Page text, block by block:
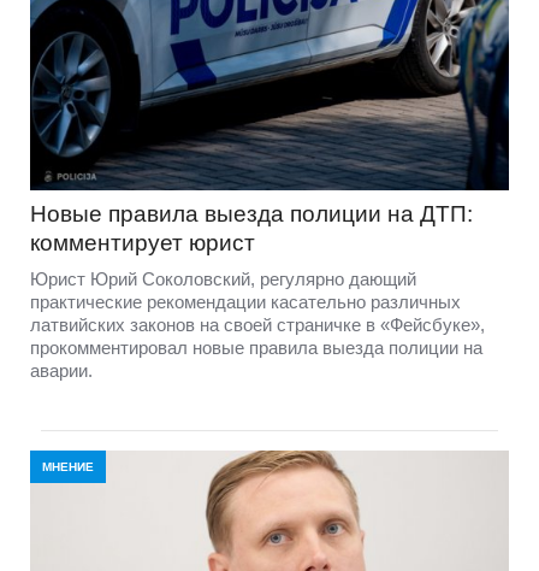
Новые правила выезда полиции на ДТП:
комментирует юрист
Юрист Юрий Соколовский, регулярно дающий
практические рекомендации касательно различных
латвийских законов на своей страничке в «Фейсбуке»,
прокомментировал новые правила выезда полиции на
аварии.
МНЕНИЕ